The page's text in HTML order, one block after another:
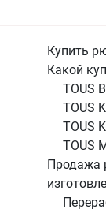
Купить
Какой
TOUS
TOUS
TOUS
TOUS
Продажа